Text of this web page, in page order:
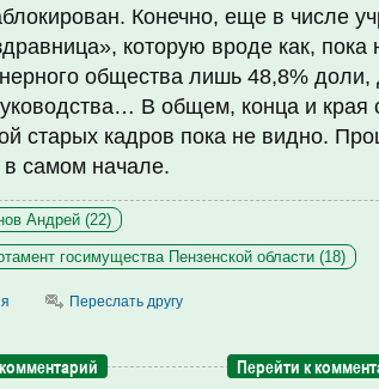
Конечно, еще в числе
которую вроде как, пока
общества лишь 48,8% доли,
В общем, конца и края
старых кадров пока не видно.
самом начале.
Андрей (22)
госимущества Пензенской области (18)
Переслать другу
Перейти к